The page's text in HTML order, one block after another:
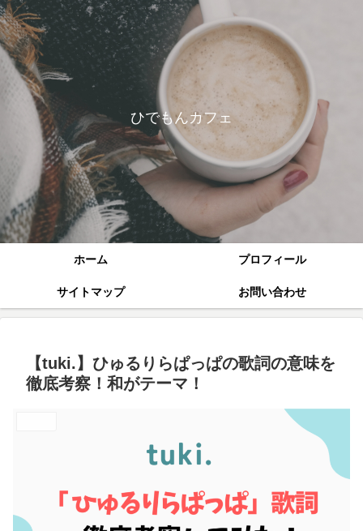
ひでもんカフェ
ホーム プロフィール
サイトマップ お問い合わせ
【tuki.】ひゅるりらぱっぱの歌詞の意味を
徹底考察！和がテーマ！